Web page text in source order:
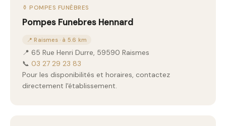
⚱️ POMPES FUNÈBRES
Pompes Funebres Hennard
📍 Raismes · à 5.6 km
📍 65 Rue Henri Durre, 59590 Raismes
📞 03 27 29 23 83
Pour les disponibilités et horaires, contactez
directement l'établissement.